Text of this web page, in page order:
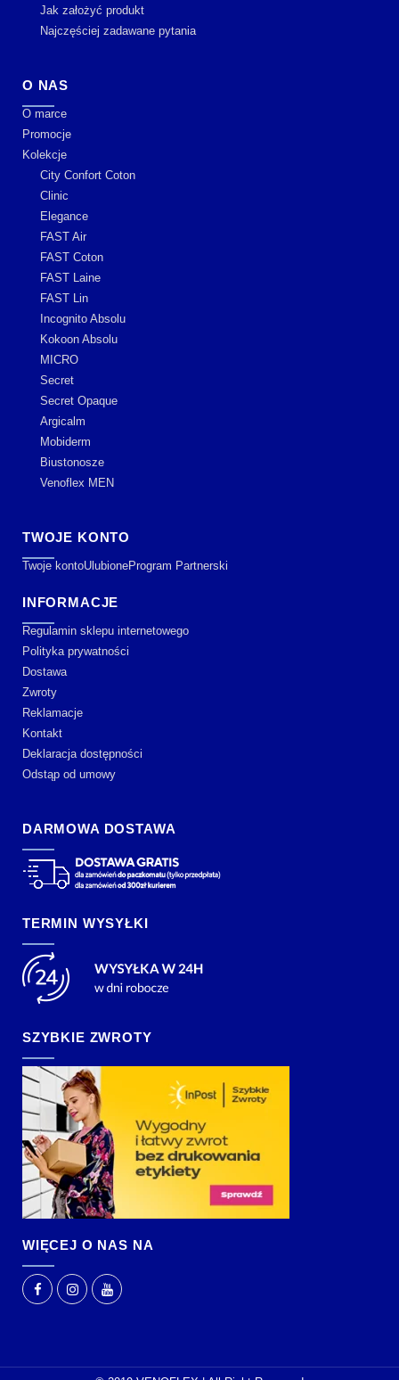
Jak założyć produkt
Najczęściej zadawane pytania
O NAS
O marce
Promocje
Kolekcje
City Confort Coton
Clinic
Elegance
FAST Air
FAST Coton
FAST Laine
FAST Lin
Incognito Absolu
Kokoon Absolu
MICRO
Secret
Secret Opaque
Argicalm
Mobiderm
Biustonosze
Venoflex MEN
TWOJE KONTO
Twoje kontoUlubioneProgram Partnerski
INFORMACJE
Regulamin sklepu internetowego
Polityka prywatności
Dostawa
Zwroty
Reklamacje
Kontakt
Deklaracja dostępności
Odstąp od umowy
DARMOWA DOSTAWA
TERMIN WYSYŁKI
SZYBKIE ZWROTY
WIĘCEJ O NAS NA